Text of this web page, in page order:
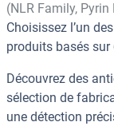
(NLR Family,
Choisissez l’un des
produits basés sur
Découvrez des
sélection de
une détection